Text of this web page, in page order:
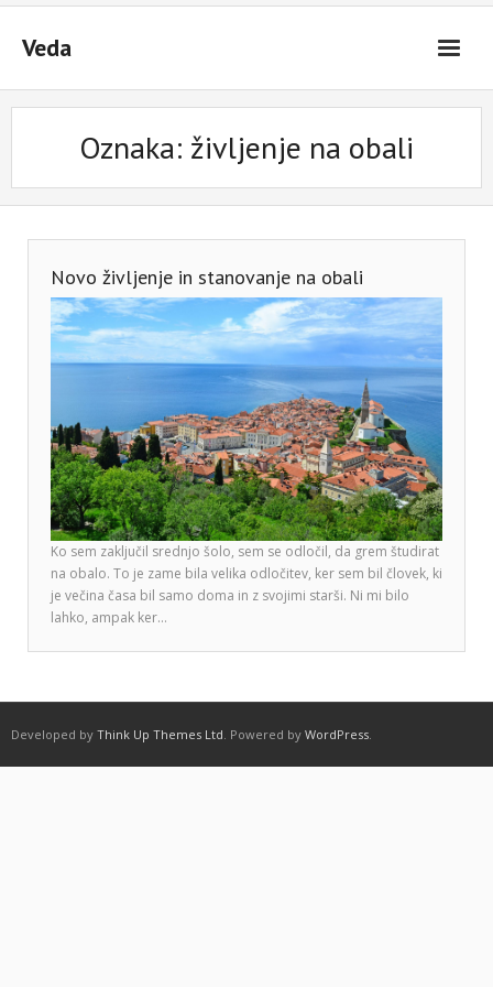
Skip
contentVeda
Oznaka: življenje na obali
Novo življenje in stanovanje na obali
Ko sem zaključil srednjo šolo, sem se odločil, da grem študirat
na obalo. To je zame bila velika odločitev, ker sem bil človek, ki
je večina časa bil samo doma in z svojimi starši. Ni mi bilo
lahko, ampak ker…
Developed by Think Up Themes Ltd . Powered by WordPress